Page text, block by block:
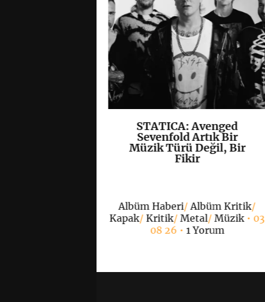
K+
STATICA: Avenged
Sevenfold Artık Bir
Müzik Türü Değil, Bir
Fikir
Albüm Haberi/Albüm Kritik/
Kapak/ Kritik/Metal/Müzik• 03
08 26 •1 Yorum